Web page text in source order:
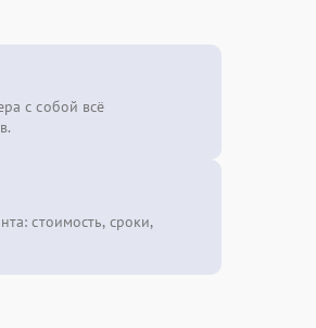
с собой всё
стоимость, сроки,